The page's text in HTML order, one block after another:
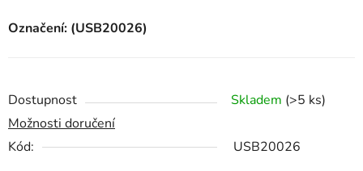
Označení: (USB20026)
Dostupnost Skladem (>5 ks)
Možnosti doručení
Kód:
USB20026